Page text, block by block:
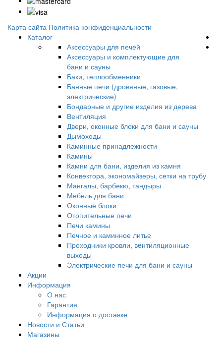
Карта сайта Политика конфиденциальности
Каталог
Аксессуары для печей
Аксессуары и комплектующие для
бани и сауны
Баки, теплообменники
Банные печи (дровяные, газовые,
электрические)
Бондарные и другие изделия из дерева
Вентиляция
Двери, оконные блоки для бани и сауны
Дымоходы
Каминные принадлежности
Камины
Камни для бани, изделия из камня
Конвектора, экономайзеры, сетки на трубу
Мангалы, барбекю, тандыры
Мебель для бани
Оконные блоки
Отопительные печи
Печи камины
Печное и каминное литье
Проходники кровли, вeнтиляционные
выходы
Электрические печи для бани и сауны
Акции
Информация
О нас
Гарантия
Информация о доставке
Новости и Статьи
Магазины